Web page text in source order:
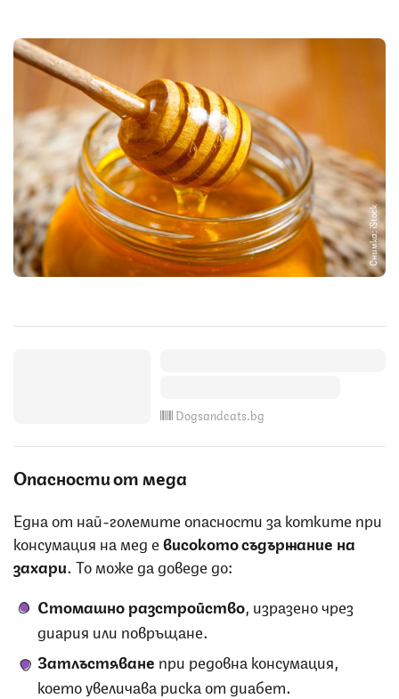
Снимка: iStock
Dogsandcats.bg
Опасности от меда
Една от най-големите опасности за котките при
консумация на мед евисокото съдържание на
захари. То може да доведе до:
Стомашно разстройство , изразено чрез
диария или повръщане.
Затлъстяване при редовна консумация,
което увеличава риска от диабет.